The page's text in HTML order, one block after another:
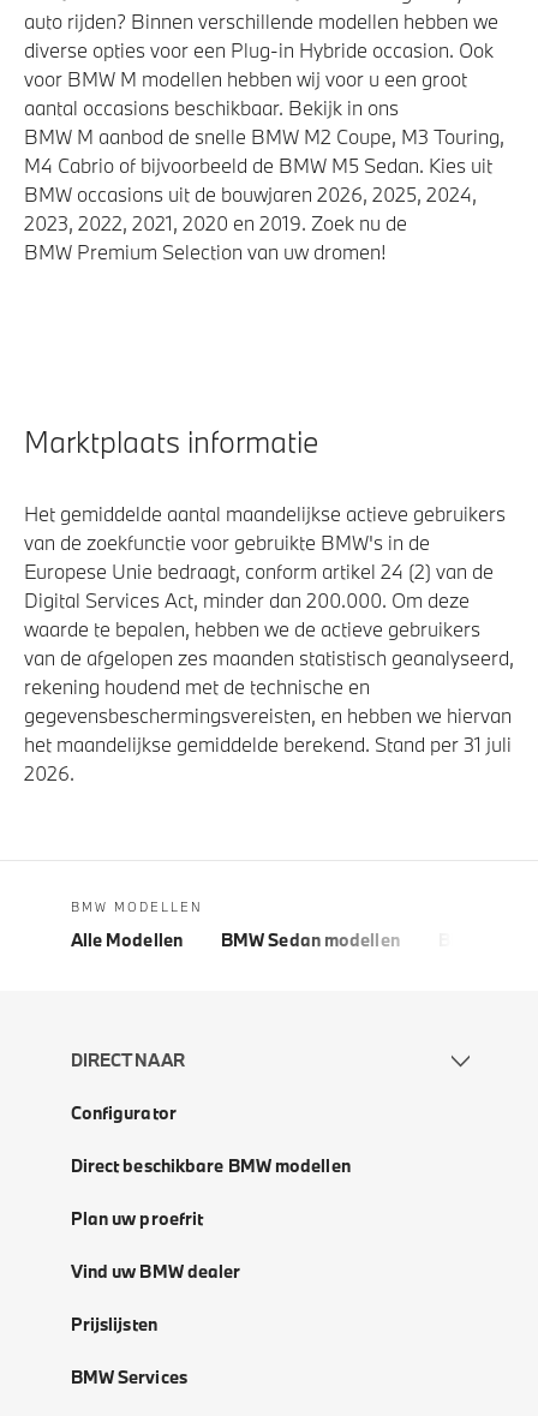
auto rijden? Binnen verschillende modellen hebben we
diverse opties voor een Plug-in Hybride occasion. Ook
voor BMW M modellen hebben wij voor u een groot
aantal occasions beschikbaar. Bekijk in ons
BMW M aanbod de snelle BMW M2 Coupe, M3 Touring,
M4 Cabrio of bijvoorbeeld de BMW M5 Sedan. Kies uit
BMW occasions uit de bouwjaren 2026, 2025, 2024,
2023, 2022, 2021, 2020 en 2019. Zoek nu de
BMW Premium Selection van uw dromen!
Marktplaats informatie
Het gemiddelde aantal maandelijkse actieve gebruikers
van de zoekfunctie voor gebruikte BMW's in de
Europese Unie bedraagt, conform artikel 24 (2) van de
Digital Services Act, minder dan 200.000. Om deze
waarde te bepalen, hebben we de actieve gebruikers
van de afgelopen zes maanden statistisch geanalyseerd,
rekening houdend met de technische en
gegevensbeschermingsvereisten, en hebben we hiervan
het maandelijkse gemiddelde berekend. Stand per 31 juli
2026.
BMW MODELLEN
Alle Modellen BMW Sedan modellen
DIRECT NAAR
Configurator
Direct beschikbare BMW modellen
Plan uw proefrit
Vind uw BMW dealer
Prijslijsten
BMW Services